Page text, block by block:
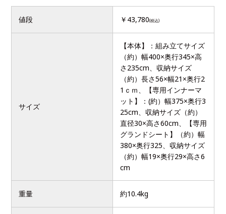
値段 ￥43,780(税込)
サイズ
【本体】：組み立てサイズ
（約）幅400×奥行345×高
さ235cm、収納サイズ
（約）長さ56×幅21×奥行2
1ｃｍ、【専用インナーマ
ット】：(約）幅375×奥行3
25cm、収納サイズ（約）
直径30×高さ60cm、【専用
グランドシート】（約）幅
380×奥行325、収納サイズ
（約）幅19×奥行29×高さ6
cm
重量 約10.4kg